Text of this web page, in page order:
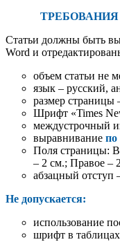
Статьи должны быть
Word и
объем статьи не
язык – русский,
размер страницы
Шрифт «Times
междустрочный
выравнивание
Поля страницы:
– 2 см.; Правое –
абзацный
Не допускается:
использование
шрифт в